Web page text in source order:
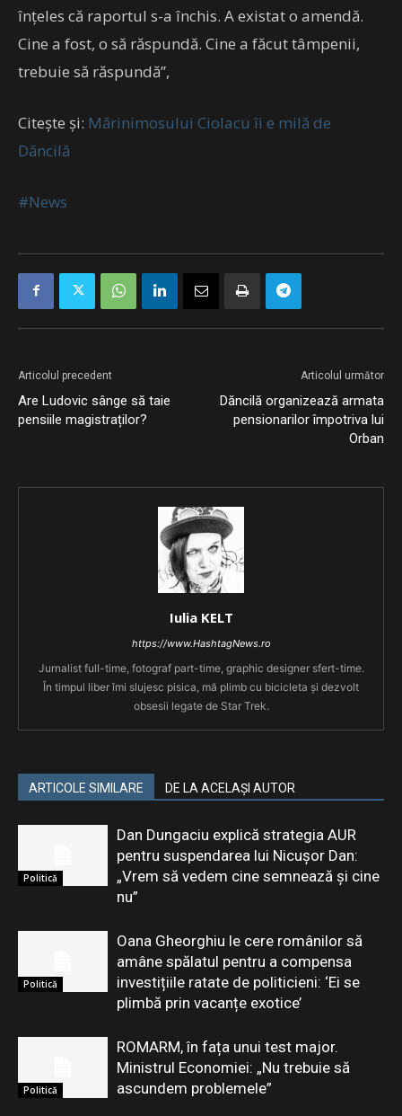
înţeles că raportul s-a închis. A existat o amendă.
Cine a fost, o să răspundă. Cine a făcut tâmpenii,
trebuie să răspundă”,
Citește și: Mărinimosului Ciolacu îi e milă de
Dăncilă
#News
Articolul precedent
Are Ludovic sânge să taie
pensiile magistraților?
Articolul următor
Dăncilă organizează armata
pensionarilor împotriva lui
Orban
Iulia KELT
https://www.HashtagNews.ro
Jurnalist full-time, fotograf part-time, graphic designer sfert-time.
În timpul liber îmi slujesc pisica, mă plimb cu bicicleta și dezvolt
obsesii legate de Star Trek.
ARTICOLE SIMILARE DE LA ACELAȘI AUTOR
Politică
Dan Dungaciu explică strategia AUR
pentru suspendarea lui Nicușor Dan:
„Vrem să vedem cine semnează și cine
nu”
Politică
Oana Gheorghiu le cere românilor să
amâne spălatul pentru a compensa
investițiile ratate de politicieni: ‘Ei se
plimbă prin vacanțe exotice’
Politică
ROMARM, în fața unui test major.
Ministrul Economiei: „Nu trebuie să
ascundem problemele”